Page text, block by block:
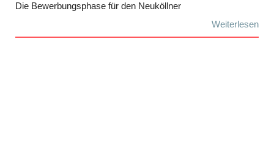
Die Bewerbungsphase für den Neuköllner
Weiterlesen